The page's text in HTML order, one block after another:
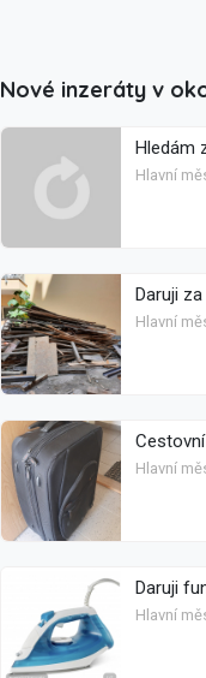
Nové inzeráty v
Hledám
Hlavní
Daruji
Hlavní
Hlavní
Daruji
Hlavní